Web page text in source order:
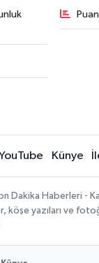
Künye
Dakika Haberleri -
yazıları ve